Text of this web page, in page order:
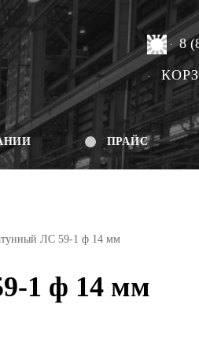
8
ПРАЙС
ЛС 59-1 ф 14 мм
1 ф 14 мм